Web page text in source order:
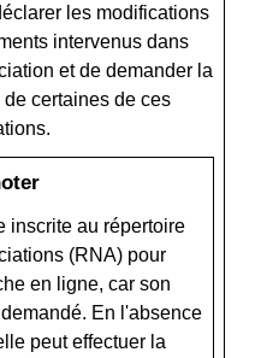
les modifications
intervenus dans
et de demander la
de certaines de ces
inscrite au répertoire
(RNA) pour
en ligne, car son
demandé. En l'absence
peut effectuer la